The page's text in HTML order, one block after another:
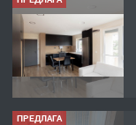
ПРЕДЛАГА